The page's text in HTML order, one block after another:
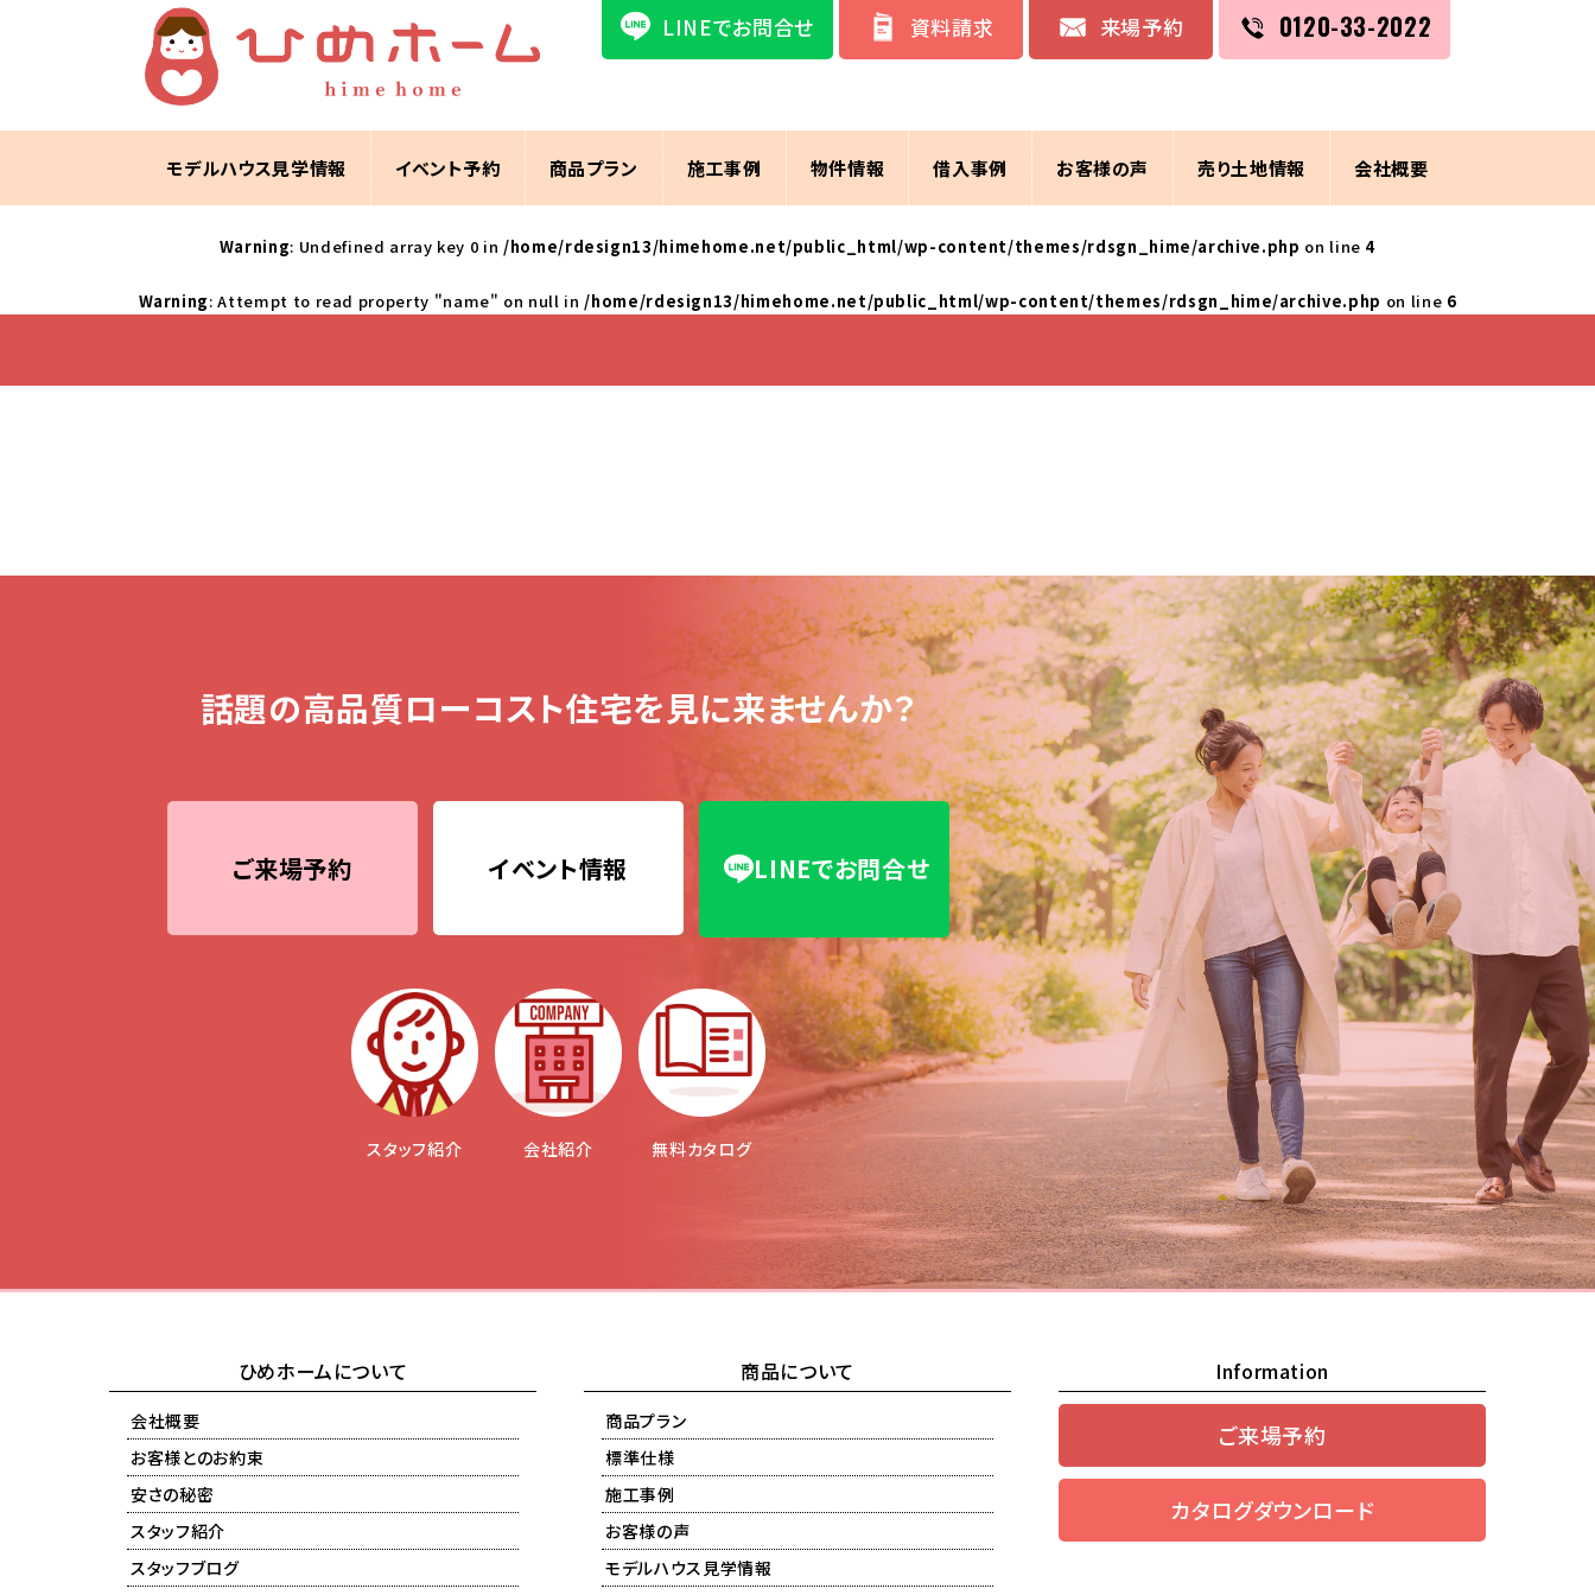
LINEでお問合せ 資料請求 来場予約 0120-33-2022
モデルハウス見学情報 イベント予約 商品プラン 施工事例 物件情報 借入事例 お客様の声 売り土地情報 会社概要
Warning: Undefined array key 0 in /home/rdesign13/himehome.net/public_html/wp-content/themes/rdsgn_hime/archive.php on line 4
Warning: Attempt to read property "name" on null in/home/rdesign13/himehome.net/public_html/wp-content/themes/rdsgn_hime/archive.php on line 6
話題の高品質ローコスト住宅を見に来ませんか？
ご来場予約 イベント情報 LINEでお問合せ
スタッフ紹介 会社紹介 無料カタログ
ひめホームについて
会社概要
お客様とのお約束
安さの秘密
スタッフ紹介
スタッフブログ
商品について
商品プラン
標準仕様
施工事例
お客様の声
モデルハウス見学情報
Information
ご来場予約
カタログダウンロード